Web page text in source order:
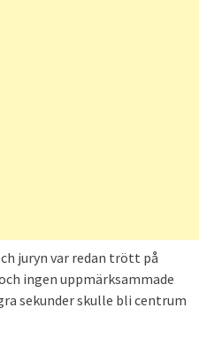
juryn var redan trött på
ingen uppmärksammade
sekunder skulle bli centrum